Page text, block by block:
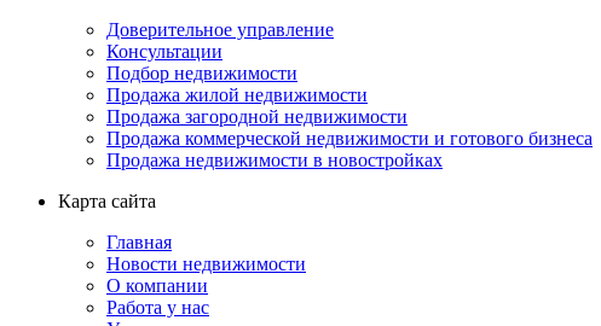
Доверительное управление
Консультации
Подбор недвижимости
Продажа жилой недвижимости
Продажа загородной недвижимости
Продажа коммерческой недвижимости и готового бизнеса
Продажа недвижимости в новостройках
Карта сайта
Главная
Новости недвижимости
О компании
Работа у нас